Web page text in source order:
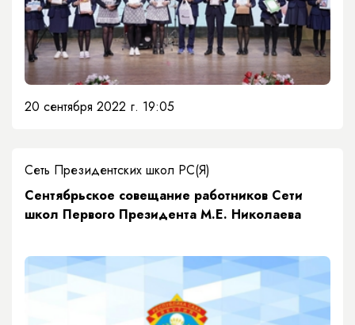
20 сентября 2022 г. 19:05
Сеть Президентских школ РС(Я)
​Сентябрьское совещание работников Сети
школ Первого Президента М.Е. Николаева